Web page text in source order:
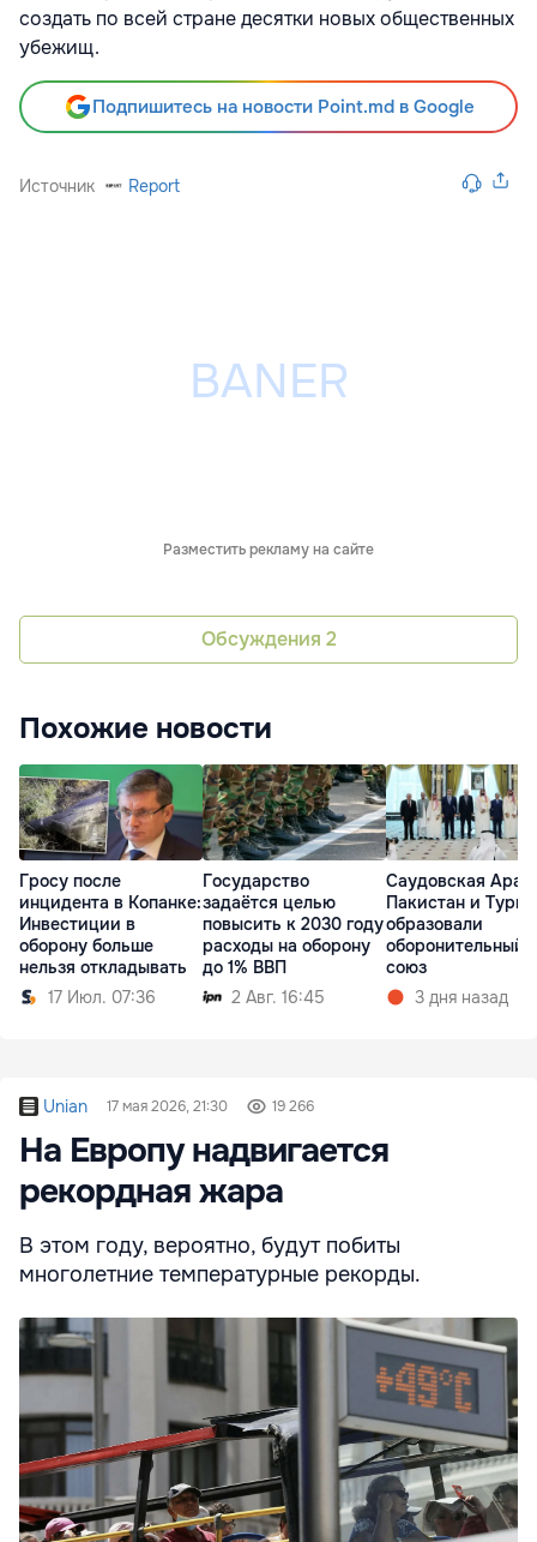
создать по всей стране десятки новых общественных
убежищ.
Подпишитесь на новости Point.md в Google
Источник Report
Разместить рекламу на сайте
Обсуждения 2
Похожие новости
Гросу после
инцидента в Копанке:
Инвестиции в
оборону больше
нельзя откладывать
17 Июл. 07:36
Государство
задаётся целью
повысить к 2030 году
расходы на оборону
до 1% ВВП
2 Авг. 16:45
Саудовская
Пакистан и
образовали
оборонительный
союз
3 дня назад
Unian 17 мая 2026, 21:30 19 266
На Европу надвигается
рекордная жара
В этом году, вероятно, будут побиты
многолетние температурные рекорды.